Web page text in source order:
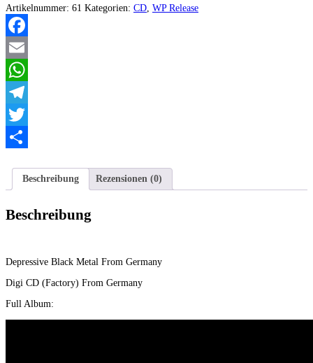
eines
gebrochenen
Lebens
Menge
Artikelnummer: 61 Kategorien: CD, WP Release
Facebook
Email
WhatsApp
Telegram
Twitter
Beschreibung
Rezensionen (0)
Beschreibung
Depressive Black Metal From Germany
Digi CD (Factory) From Germany
Full Album: